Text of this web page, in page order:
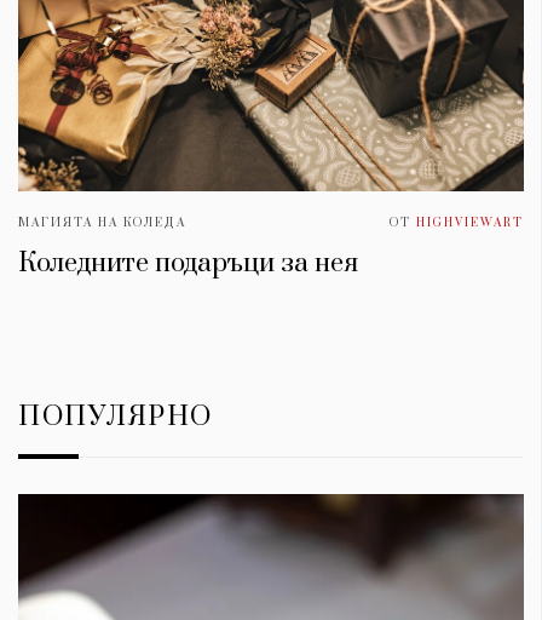
МАГИЯТА НА КОЛЕДА ОТ HIGHVIEWART
Коледните подаръци за нея
ПОПУЛЯРНО